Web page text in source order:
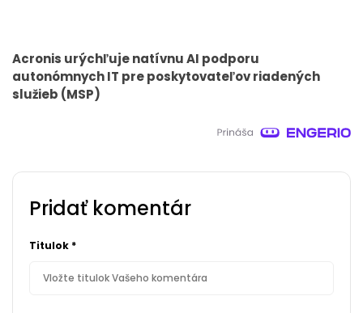
Acronis urýchľuje natívnu AI podporu
autonómnych IT pre poskytovateľov riadených
služieb (MSP)
Pridať komentár
Titulok *